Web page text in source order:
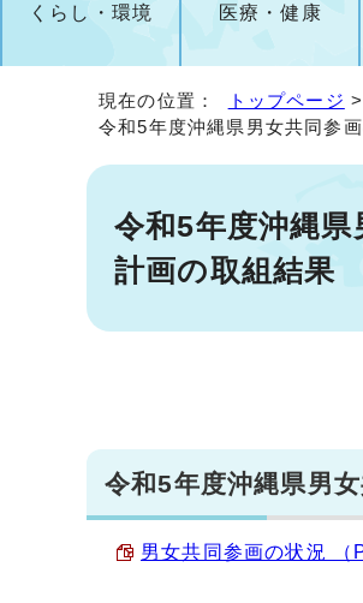
くらし・環境 医療・健康
現在の位置： トップページ >
令和5年度沖縄県男女共同参
令和5年度沖縄
計画の取組結果
令和5年度沖縄県男
男女共同参画の状況 （